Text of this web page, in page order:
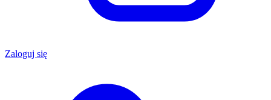
Zaloguj się